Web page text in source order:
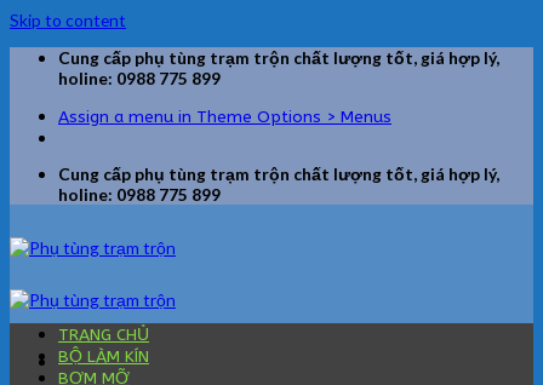
Skip to content
Cung cấp phụ tùng trạm trộn chất lượng tốt, giá hợp lý,
holine: 0988 775 899
Assign a menu in Theme Options > Menus
Cung cấp phụ tùng trạm trộn chất lượng tốt, giá hợp lý,
holine: 0988 775 899
TRANG CHỦ
BỘ LÀM KÍN
BƠM MỠ